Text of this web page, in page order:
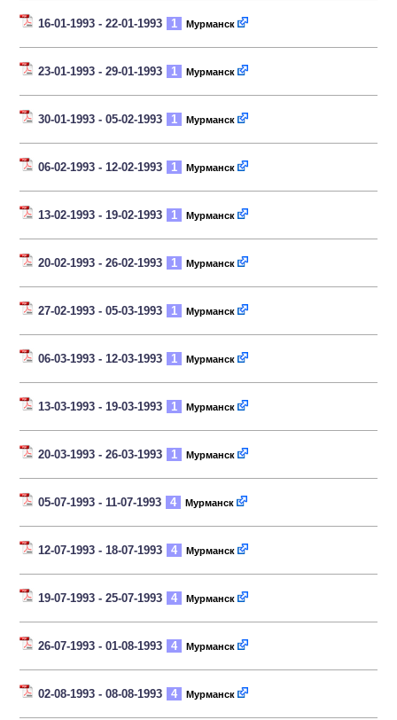
16-01-1993 - 22-01-1993 1 Мурманск
23-01-1993 - 29-01-1993 1 Мурманск
30-01-1993 - 05-02-1993 1 Мурманск
06-02-1993 - 12-02-1993 1 Мурманск
13-02-1993 - 19-02-1993 1 Мурманск
20-02-1993 - 26-02-1993 1 Мурманск
27-02-1993 - 05-03-1993 1 Мурманск
06-03-1993 - 12-03-1993 1 Мурманск
13-03-1993 - 19-03-1993 1 Мурманск
20-03-1993 - 26-03-1993 1 Мурманск
05-07-1993 - 11-07-1993 4 Мурманск
12-07-1993 - 18-07-1993 4 Мурманск
19-07-1993 - 25-07-1993 4 Мурманск
26-07-1993 - 01-08-1993 4 Мурманск
02-08-1993 - 08-08-1993 4 Мурманск